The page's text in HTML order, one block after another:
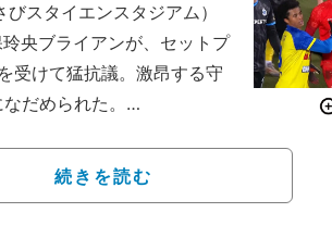
スタイエンスタジアム）
央ブライアンが、セットプ
受けて猛抗議。激昂する守
だめられた。
はゴールに向かってくる相
のだが、その直後に審判に
続きを読む